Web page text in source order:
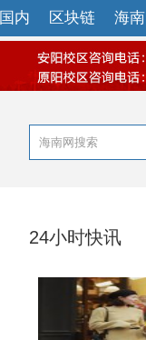
国内 区块链 海南
24小时快讯